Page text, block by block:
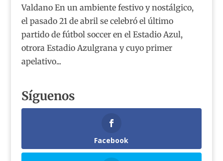
Valdano En un ambiente festivo y nostálgico,
el pasado 21 de abril se celebró el último
partido de fútbol soccer en el Estadio Azul,
otrora Estadio Azulgrana y cuyo primer
apelativo...
Síguenos
Facebook